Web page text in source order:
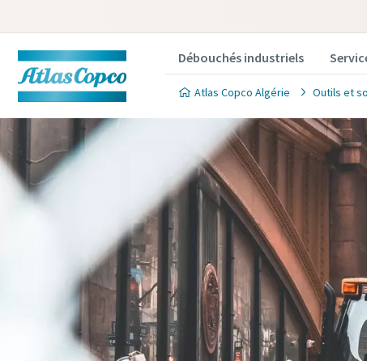
Débouchés industriels
Atlas Copco Algérie Outils et